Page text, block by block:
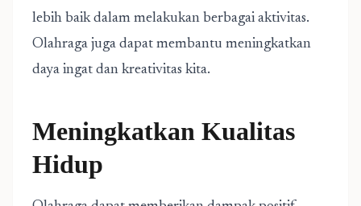
lebih baik dalam melakukan berbagai aktivitas.
Olahraga juga dapat membantu meningkatkan
daya ingat dan kreativitas kita.
Meningkatkan Kualitas
Hidup